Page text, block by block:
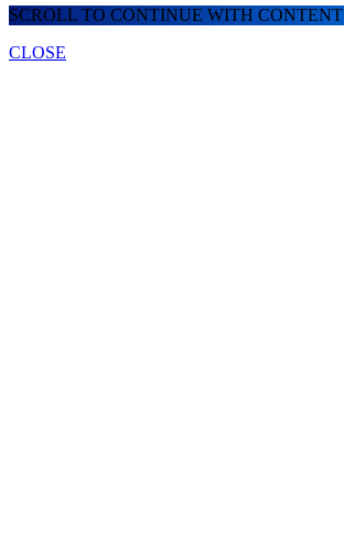
SCROLL TO CONTINUE WITH CONTENT
CLOSE